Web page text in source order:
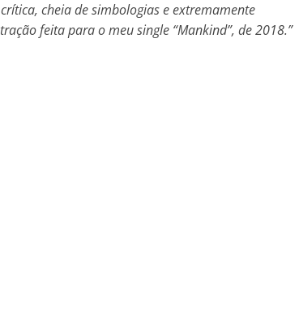
cheia de simbologias e extremamente
feita para o meu single “Mankind”, de 2018.”